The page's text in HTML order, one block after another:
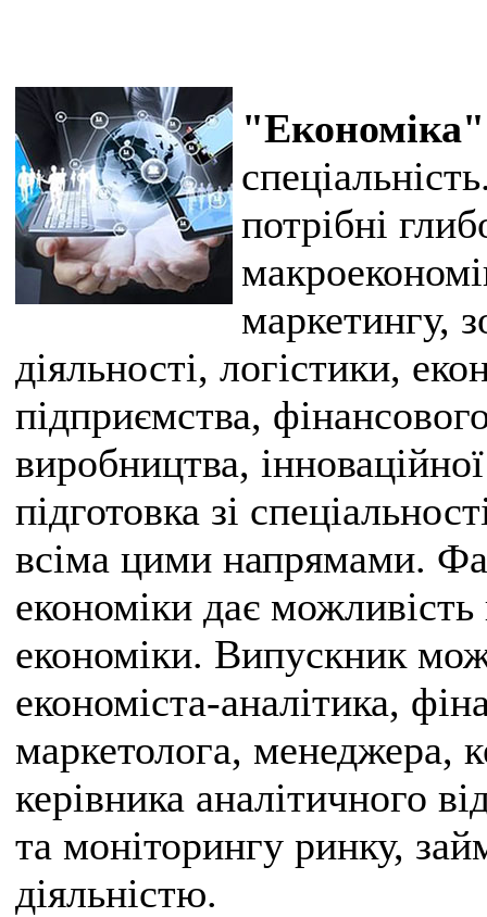
"Економіка"
потрібні
маркетингу,
діяльності, логістики,
підприємства,
виробництва,
підготовка зі
всіма цими напрямами.
економіки дає
економіки. Випускник
економіста-аналітика,
маркетолога, менеджера,
керівника аналітичного
та моніторингу ринку,
діяльністю.